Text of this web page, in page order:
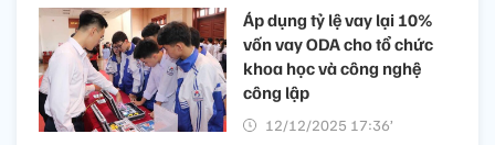
Áp dụng tỷ lệ vay lại 10%
vốn vay ODA cho tổ chức
khoa học và công nghệ
công lập
12/12/2025 17:36’